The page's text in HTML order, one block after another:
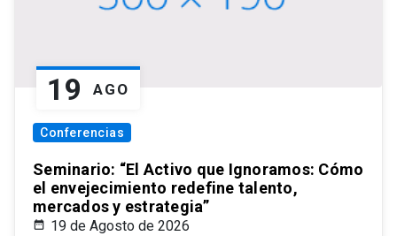
19 AGO
Conferencias
Seminario: “El Activo que Ignoramos: Cómo
el envejecimiento redefine talento,
mercados y estrategia”
19 de Agosto de 2026